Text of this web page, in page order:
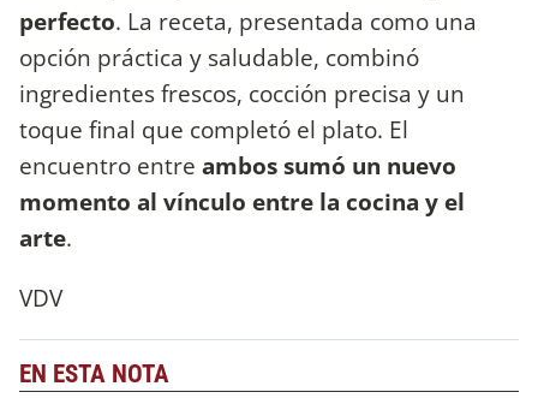
perfecto. La receta, presentada como una
opción práctica y saludable, combinó
ingredientes frescos, cocción precisa y un
toque final que completó el plato. El
encuentro entre ambos sumó un nuevo
momento al vínculo entre la cocina y el
arte.
VDV
EN ESTA NOTA